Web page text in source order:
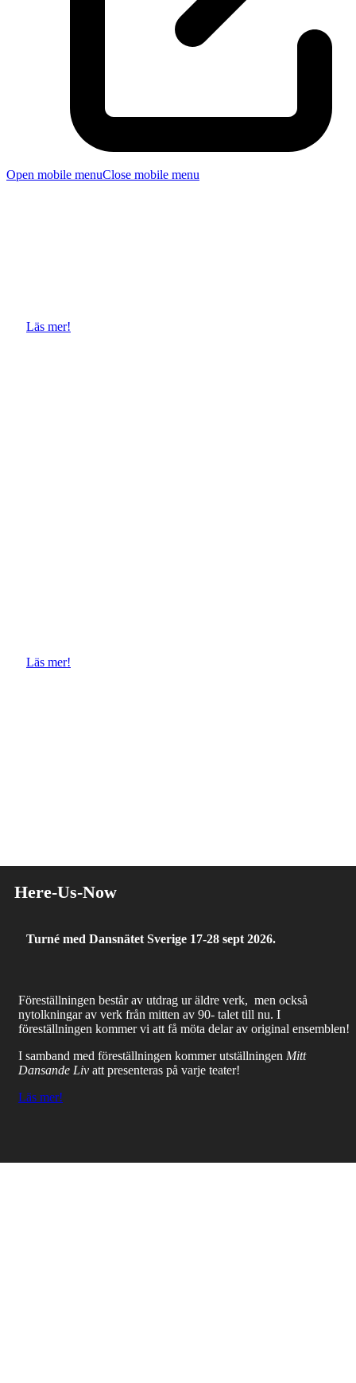
Open mobile menuClose mobile menu
Läs mer!
Läs mer!
Here-Us-Now
Turné med Dansnätet Sverige 17-28 sept 2026.
Föreställningen består av utdrag ur äldre verk, men också
nytolkningar av verk från mitten av 90- talet till nu. I
föreställningen kommer vi att få möta delar av original ensemblen!
I samband med föreställningen kommer utställningen Mitt
Dansande Liv att presenteras på varje teater!
Läs mer!